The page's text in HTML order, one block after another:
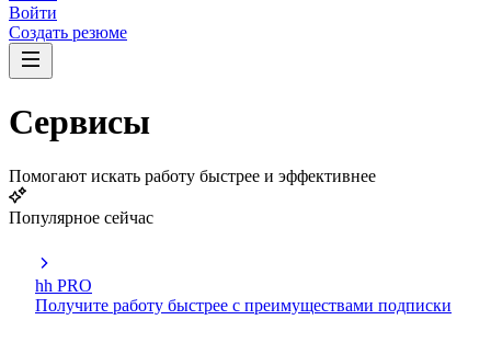
Войти
Создать резюме
Сервисы
Помогают искать работу быстрее и эффективнее
Популярное сейчас
hh PRO
Получите работу быстрее с преимуществами подписки